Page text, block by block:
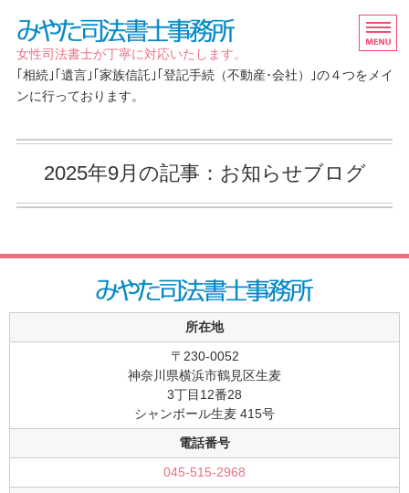
「相続」「遺言」「家族
女性司法書士が丁寧に対応いたします。
｢相続｣｢遺言｣｢家族信託｣｢登記手続（不動産･会社）｣の４つをメイ
ンに行っております。
ホーム
取扱業務
事務所概要
2025年9月の記事：お知らせブログ
所在地
〒230-0052
神奈川県横浜市鶴見区生麦
3丁目12番28
シャンボール生麦 415号
電話番号
045-515-2968